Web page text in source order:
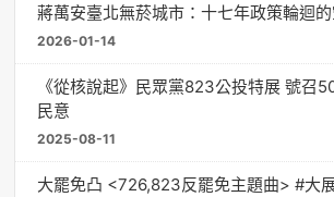
蔣萬安臺北無菸城市：十七年政策輪迴
2026-01-14
《從核說起》民眾黨823公投特展 號召
民意
2025-08-11
大罷免凸 <726,823反罷免主題曲> #大